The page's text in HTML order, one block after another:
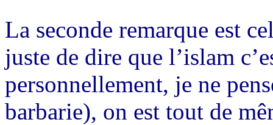
La seconde remarque est
juste de dire que l’islam
personnellement, je ne
barbarie), on est tout de